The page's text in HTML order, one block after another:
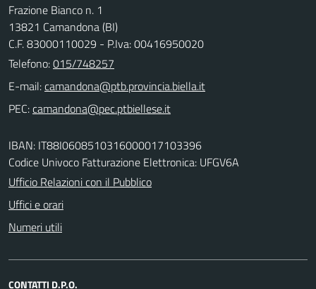
Frazione Bianco n. 1
13821 Camandona (BI)
C.F. 83000110029 - P.Iva: 00416950020
Telefono:015/748257
E-mail:
PEC:
IBAN: IT88I0608510316000017103396
Codice Univoco Fatturazione Elettronica: UFGV6A
Ufficio Relazioni con il Pubblico
Uffici e orari
Numeri utili
CONTATTI D.P.O.